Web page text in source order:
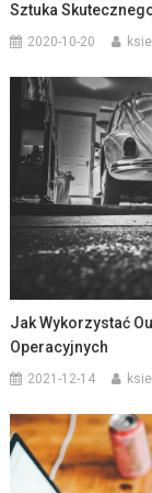
Sztuka
2020-10-20
Jak Wykorzystać
Operacyjnych
2021-12-14